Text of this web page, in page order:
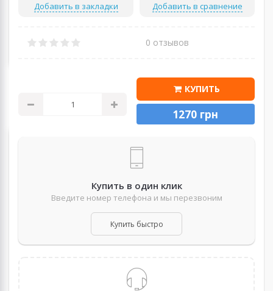
Добавить в закладки Добавить в сравнение
0 отзывов
КУПИТЬ
1270 грн
Купить в один клик
Введите номер телефона и мы перезвоним
Купить быстро